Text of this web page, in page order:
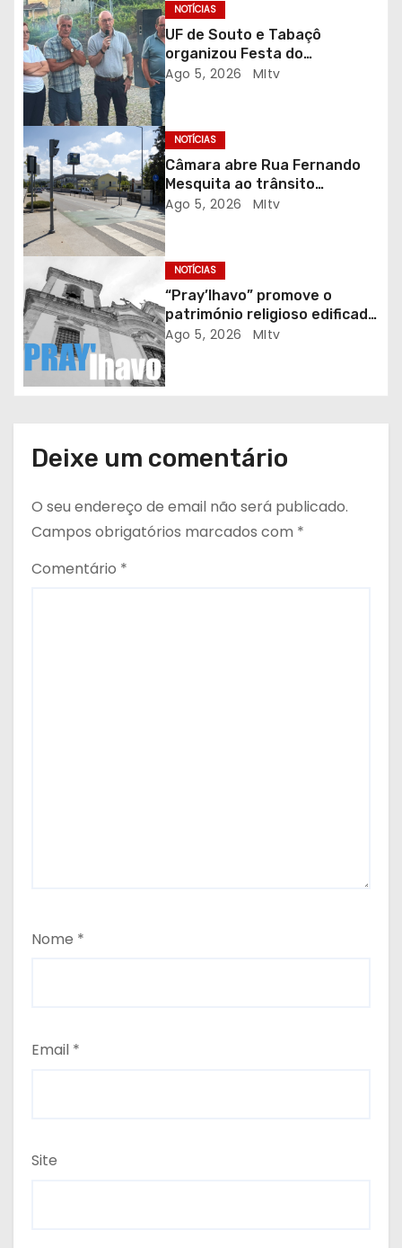
o
d
e
a
r
t
i
o
s
NOTÍCIAS
UF de Souto e Tabaçô
organizou Festa do
Emigrante
Ago 5, 2026 MItv
NOTÍCIAS
Câmara abre Rua Fernando
Mesquita ao trânsito
automóvel
Ago 5, 2026 MItv
NOTÍCIAS
“Pray’lhavo” promove o
património religioso edificado
do Arciprestado
Ago 5, 2026 MItv
Deixe um comentário
O seu endereço de email não será publicado.
Campos obrigatórios marcados com *
Comentário *
Nome *
Email *
Site